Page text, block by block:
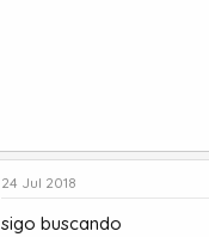
24 Jul 2018
sigo buscando